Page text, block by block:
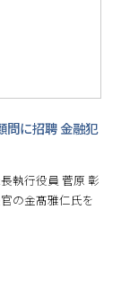
に招聘 金融犯
執行役員 菅原 彰
の金髙雅仁氏を